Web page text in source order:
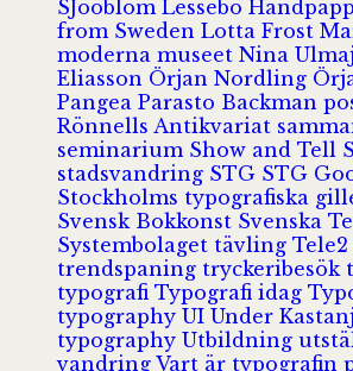
SJööblom Lessebo
from Sweden Lotta Frost
moderna museet Nina
Eliasson Örjan Nordling
Pangea Parasto Backman
Rönnells Antikvariat
seminarium Show and Tell
stadsvandring STG STG
Stockholms typografiska
Svensk Bokkonst Svenska
Systembolaget tävling Tele2
trendspaning tryckeribesök
typografi Typografi idag
typography UI Under
typography Utbildning
vandring Vart är typografin